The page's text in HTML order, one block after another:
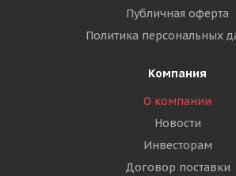
Публичная оферта
Политика персональных
Компания
О компании
Новости
Инвесторам
Договор поставки